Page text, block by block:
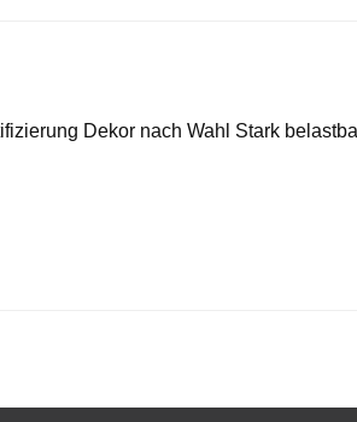
Dekor nach Wahl Stark